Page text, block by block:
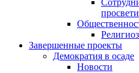
Завершенные проекты
Демократия в осаде
Новости